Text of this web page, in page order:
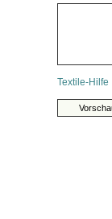
Textile-Hilfe